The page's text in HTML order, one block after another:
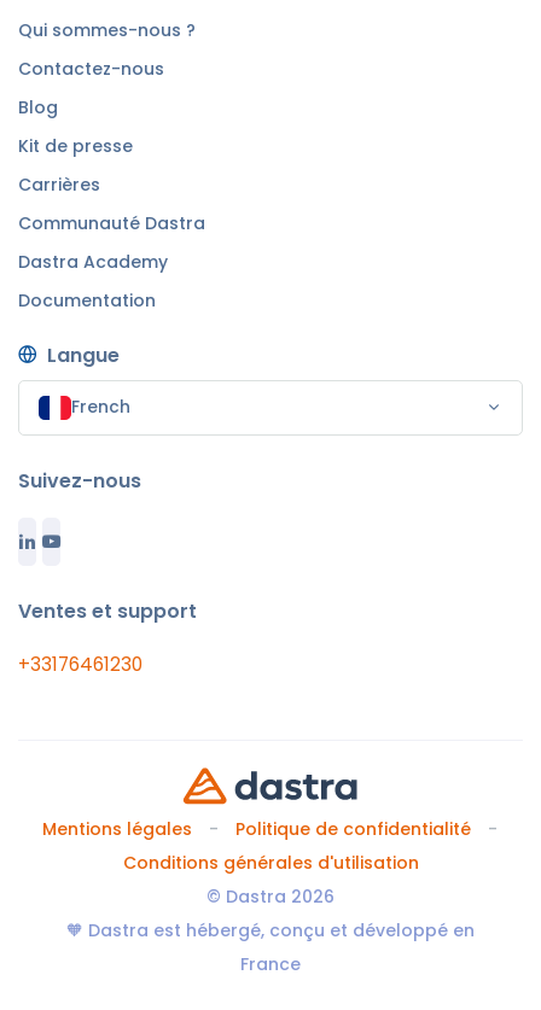
Qui sommes-nous ?
Contactez-nous
Blog
Kit de presse
Carrières
Communauté Dastra
Dastra Academy
Documentation
Langue
French
Suivez-nous
Ventes et support
+33176461230
Mentions légales
Politique de confidentialité
Conditions générales d'utilisation
© Dastra 2026
🧡 Dastra est hébergé, conçu et développé en
France